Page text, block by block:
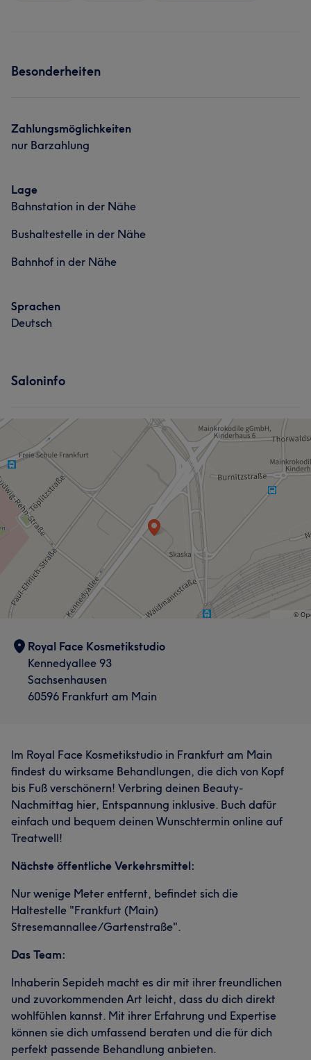
Besonderheiten
Zahlungsmöglichkeiten
nur Barzahlung
Lage
Bahnstation in der Nähe
Bushaltestelle in der Nähe
Bahnhof in der Nähe
Sprachen
Deutsch
Saloninfo
Royal Face Kosmetikstudio
Kennedyallee 93
Sachsenhausen
60596 Frankfurt am Main
Im Royal Face Kosmetikstudio in Frankfurt am Main
findest du wirksame Behandlungen, die dich von Kopf
bis Fuß verschönern! Verbring deinen Beauty-
Nachmittag hier, Entspannung inklusive. Buch dafür
einfach und bequem deinen Wunschtermin online auf
Treatwell!
Nächste öffentliche Verkehrsmittel:
Nur wenige Meter entfernt, befindet sich die
Haltestelle "Frankfurt (Main)
Stresemannallee/Gartenstraße".
Das Team:
Inhaberin Sepideh macht es dir mit ihrer freundlichen
und zuvorkommenden Art leicht, dass du dich direkt
wohlfühlen kannst. Mit ihrer Erfahrung und Expertise
können sie dich umfassend beraten und die für dich
perfekt passende Behandlung anbieten.